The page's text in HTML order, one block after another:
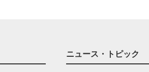
ニュース・トピック